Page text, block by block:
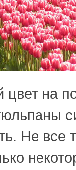
на
Не все